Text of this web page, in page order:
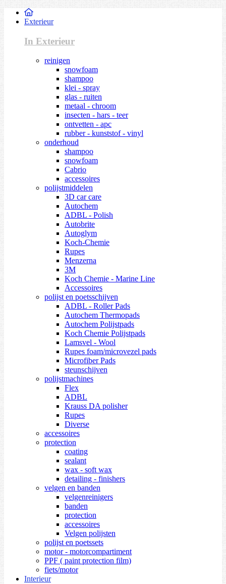
Exterieur
In Exterieur
reinigen
snowfoam
shampoo
klei - spray
glas - ruiten
metaal - chroom
insecten - hars - teer
ontvetten - apc
rubber - kunststof - vinyl
onderhoud
shampoo
snowfoam
Cabrio
accessoires
polijstmiddelen
3D car care
Autochem
ADBL - Polish
Autobrite
Autoglym
Koch-Chemie
Rupes
Menzerna
3M
Koch Chemie - Marine Line
Accessoires
polijst en poetsschijven
ADBL - Roller Pads
Autochem Thermopads
Autochem Polijstpads
Koch Chemie Polijstpads
Lamsvel - Wool
Rupes foam/microvezel pads
Microfiber Pads
steunschijven
polijstmachines
Flex
ADBL
Krauss DA polisher
Rupes
Diverse
accessoires
protection
coating
sealant
wax - soft wax
detailing - finishers
velgen en banden
velgenreinigers
banden
protection
accessoires
Velgen polijsten
polijst en poetssets
motor - motorcompartiment
PPF ( paint protection film)
fiets/motor
Interieur